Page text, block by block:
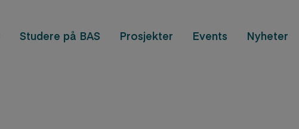
Studere på BAS Prosjekter Events Nyheter